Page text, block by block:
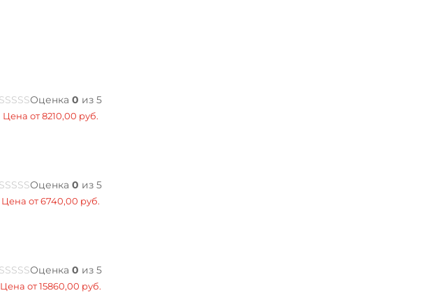
Оценка0 из 5
Цена от8210,00 руб.
Оценка0 из 5
Цена от6740,00 руб.
Оценка0 из 5
Цена от15860,00 руб.